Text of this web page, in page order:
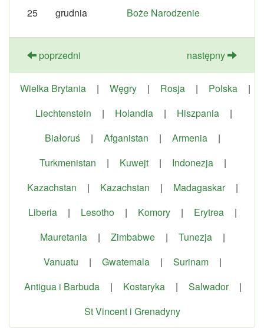
25 grudnia Boże Narodzenie
poprzedni następny
Wielka Brytania | Węgry | Rosja | Polska
|
Liechtenstein
| Holandia | Hiszpania
|
Białoruś
| Afganistan | Armenia
|
Turkmenistan
| Kuwejt | Indonezja
|
Kazachstan
| Kazachstan | Madagaskar
|
Liberia
| Lesotho | Komory | Erytrea
|
Mauretania
| Zimbabwe | Tunezja
|
Vanuatu
| Gwatemala | Surinam
|
Antigua i Barbuda
| Kostaryka | Salwador
|
St Vincent i Grenadyny